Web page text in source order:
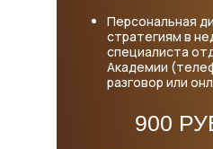
Персональная
стратегиям в
специалиста
Академии
разговор или
900